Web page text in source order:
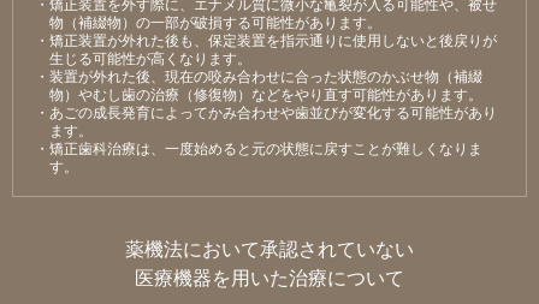
物（補綴物）の⼀部が破損する可能性があります。
・矯正装置が外れた後も、保定装置を指⽰通りに使⽤しないと後戻りが
⽣じる可能性が⾼くなります。
・装置が外れた後、現在の咬み合わせに合った状態のかぶせ物（補綴
物）やむし⻭の治療（修復物）などをやり直す可能性があります。
・あごの成⻑発育によってかみ合わせや⻭並びが変化する可能性があり
ます。
・矯正⻭科治療は、⼀度始めると元の状態に戻すことが難しくなりま
す。
薬機法において承認されていない
医療機器を用いた治療について